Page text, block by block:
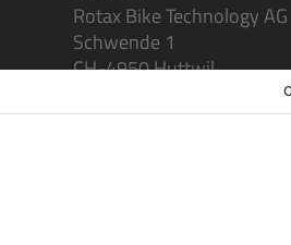
Rotax Bike Technology AG
Schwende 1
CH-4950 Huttwil